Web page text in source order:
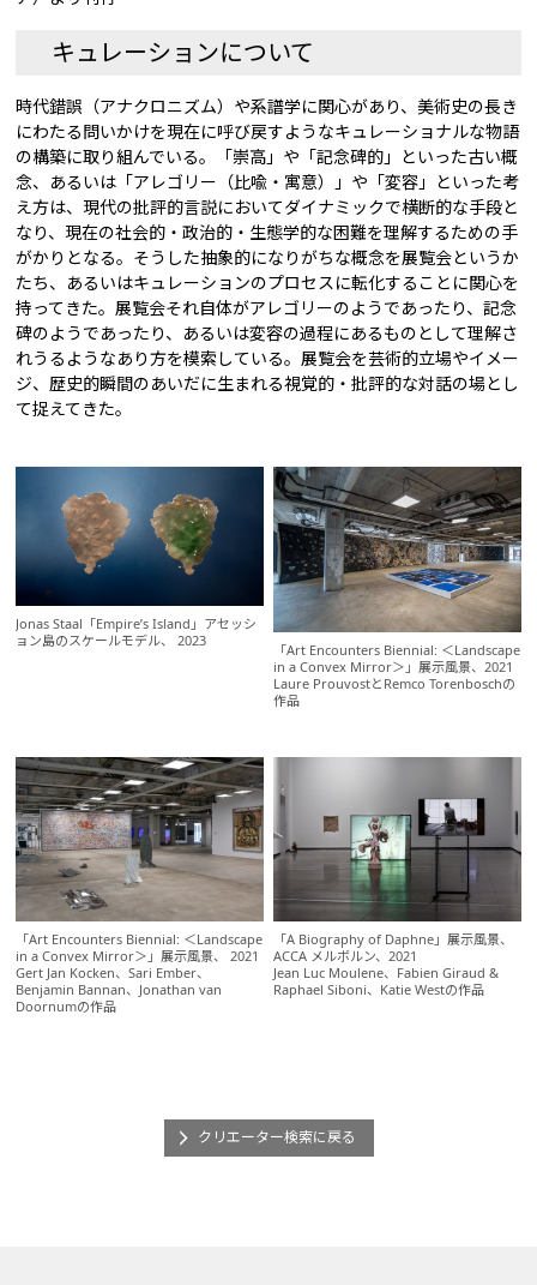
キュレーションについて
時代錯誤（アナクロニズム）や系譜学に関心があり、美術史の長き
にわたる問いかけを現在に呼び戻すようなキュレーショナルな物語
の構築に取り組んでいる。「崇高」や「記念碑的」といった古い概
念、あるいは「アレゴリー（比喩・寓意）」や「変容」といった考
え方は、現代の批評的言説においてダイナミックで横断的な手段と
なり、現在の社会的・政治的・生態学的な困難を理解するための手
がかりとなる。そうした抽象的になりがちな概念を展覧会というか
たち、あるいはキュレーションのプロセスに転化することに関心を
持ってきた。展覧会それ自体がアレゴリーのようであったり、記念
碑のようであったり、あるいは変容の過程にあるものとして理解さ
れうるようなあり方を模索している。展覧会を芸術的立場やイメー
ジ、歴史的瞬間のあいだに生まれる視覚的・批評的な対話の場とし
て捉えてきた。
Jonas Staal「Empire’s Island」アセッシ
ョン島のスケールモデル、 2023
「Art Encounters Biennial: ＜Landscape
in a Convex Mirror＞」展示風景、2021
Laure ProuvostとRemco Torenboschの
作品
「Art Encounters Biennial: ＜Landscape
in a Convex Mirror＞」展示風景、 2021
Gert Jan Kocken、Sari Ember、
Benjamin Bannan、Jonathan van
Doornumの作品
「A Biography of Daphne」展示風景、
ACCA メルボルン、2021
Jean Luc Moulene、Fabien Giraud &
Raphael Siboni、Katie Westの作品
クリエーター検索に戻る